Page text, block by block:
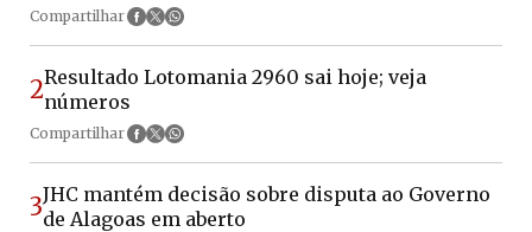
Compartilhar
2Resultado Lotomania 2960 sai hoje; veja
números
Compartilhar
3JHC mantém decisão sobre disputa ao Governo
de Alagoas em aberto